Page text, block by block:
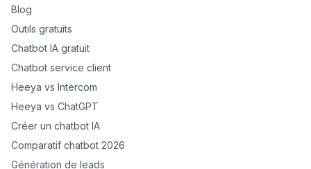
Blog
Outils gratuits
Chatbot IA gratuit
Chatbot service client
Heeya vs Intercom
Heeya vs ChatGPT
Créer un chatbot IA
Comparatif chatbot 2026
Génération de leads